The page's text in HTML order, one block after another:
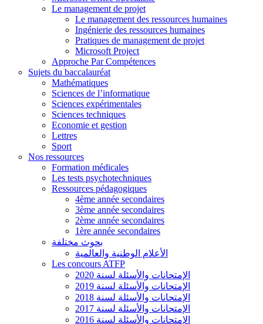
Le management de projet
Le management des ressources humaines
Ingénierie des ressources humaines
Pratiques de management de projet
Microsoft Project
Approche Par Compétences
Sujets du baccalauréat
Mathématiques
Sciences de l’informatique
Sciences expérimentales
Sciences techniques
Economie et gestion
Lettres
Sport
Nos ressources
Formation médicales
Les tests psychotechniques
Ressources pédagogiques
4ème année secondaires
3ème année secondaires
2ème année secondaires
1ère année secondaires
بحوث مختلفة
الأعلام الوطنية والعالمية
Les concours ATFP
الإمتحانات والأسئلة لسنة 2020
الإمتحانات والأسئلة لسنة 2019
الإمتحانات والأسئلة لسنة 2018
الإمتحانات والأسئلة لسنة 2017
الإمتحانات والأسئلة لسنة 2016